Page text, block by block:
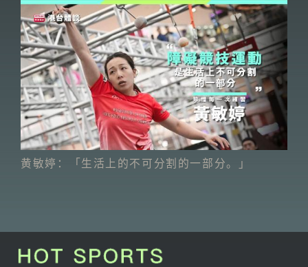
黄敏婷：「生活上的不可分割的一部分。」